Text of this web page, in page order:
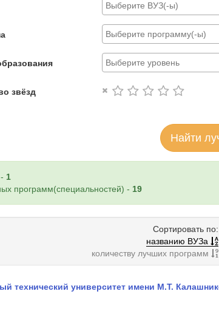
звёзд
Найти
1
программ(специальностей) - 19
Сортировать по:
названию ВУЗа
количеству лучших программ
технический университет имени М.Т.